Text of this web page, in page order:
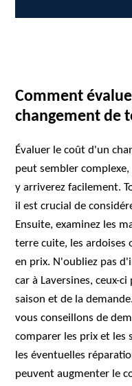
Comment
changement de
Évaluer le coût d'un
peut sembler
y arriverez facilement.
il est crucial de
Ensuite, examinez les
terre cuite, les ardoises
en prix. N'oubliez pas
car à Laversines, ceux-
saison et de la
vous conseillons de
comparer les prix et les
les éventuelles
peuvent augmenter le